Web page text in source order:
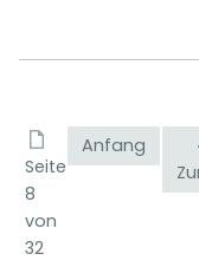
Seite
8
von
32
Anfang